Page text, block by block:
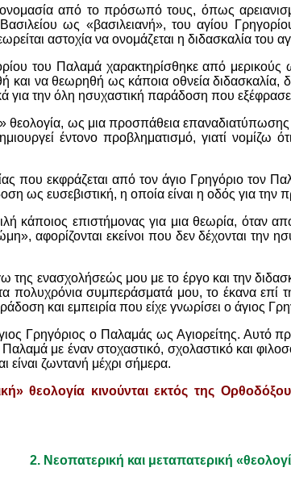
από το πρόσωπό τους, όπως
ως «βασιλειανή», του αγίου
αστοχία να ονομάζεται η διδασκαλία του
του Παλαμά χαρακτηρίσθηκε από μερικούς
και να θεωρηθή ως κάποια οθνεία
για την όλη ησυχαστική παράδοση που
θεολογία, ως μια προσπάθεια
έντονο προβληματισμό, γιατί νομίζω
που εκφράζεται από τον άγιο Γρηγόριο τον
ως ευσεβιστική, η οποία είναι η οδός για την
κάποιος επιστήμονας για μια θεωρία, όταν
αφορίζονται εκείνοι που δεν δέχονται
ενασχολήσεώς μου με το έργο και την
πολυχρόνια συμπεράσματά μου, το έκανα επί
και εμπειρία που είχε γνωρίσει ο άγιος
Γρηγόριος ο Παλαμάς ως Αγιορείτης. Αυτό
με έναν στοχαστικό, σχολαστικό και
είναι ζωντανή μέχρι σήμερα.
θεολογία κινούνται εκτός της
2.Νεοπατερική και μεταπατερική